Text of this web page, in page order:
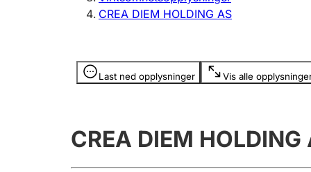
CREA DIEM HOLDING AS
Last ned opplysninger Vis alle
Opplysninger er skjult
CREA DIEM HOLDING